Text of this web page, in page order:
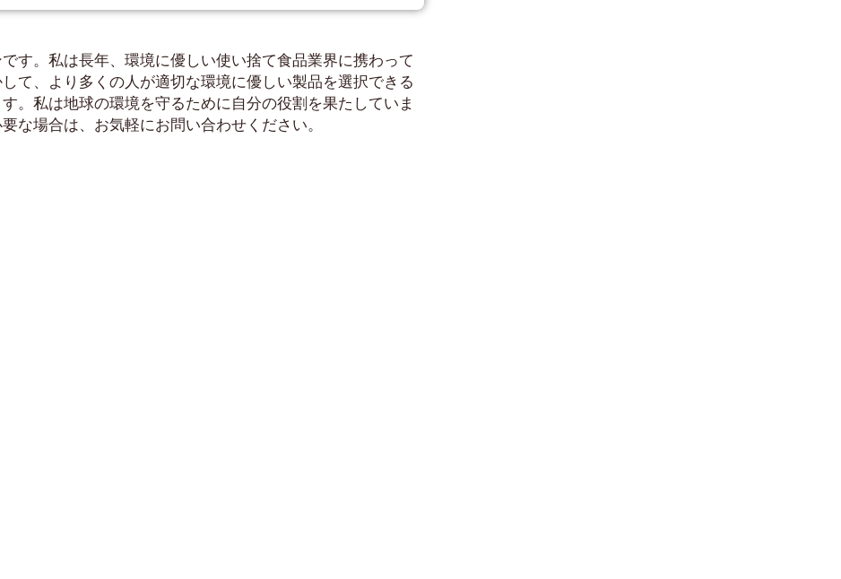
す。私は長年、環境に優しい使い捨て食品業界に携わって
て、より多くの人が適切な環境に優しい製品を選択できる
。私は地球の環境を守るために自分の役割を果たしていま
な場合は、お気軽にお問い合わせください。